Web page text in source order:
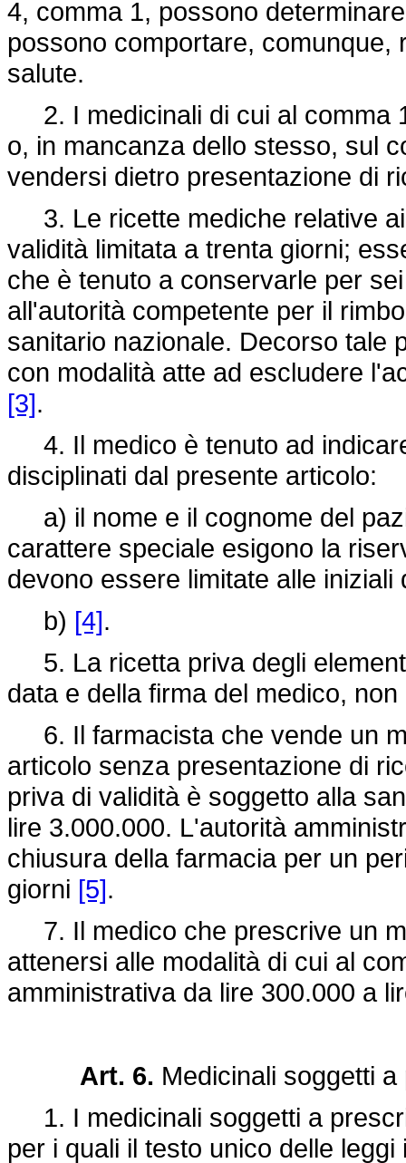
4, comma 1, possono
possono comportare, comunque,
salute.
2. I medicinali di cui al comma
o, in mancanza dello stesso, sul
vendersi dietro presentazione di
3. Le ricette mediche relative
validità limitata a trenta giorni;
che è tenuto a conservarle per
all'autorità competente per il
sanitario nazionale. Decorso tale
con modalità atte ad escludere
[3].
4. Il medico è tenuto ad
disciplinati dal presente articolo:
a) il nome e il cognome del
carattere speciale esigono la
devono essere limitate alle
b) [4].
5. La ricetta priva degli
data e della firma del medico,
6. Il farmacista che vende un
articolo senza presentazione di
priva di validità è soggetto alla
lire 3.000.000. L'autorità
chiusura della farmacia per un
giorni [5].
7. Il medico che prescrive un
attenersi alle modalità di cui al
amministrativa da lire 300.000 a
Art. 6. Medicinali soggetti
1. I medicinali soggetti a
per i quali il testo unico delle